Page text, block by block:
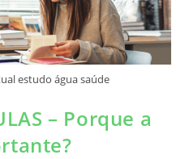
estudo água saúde
– Porque a